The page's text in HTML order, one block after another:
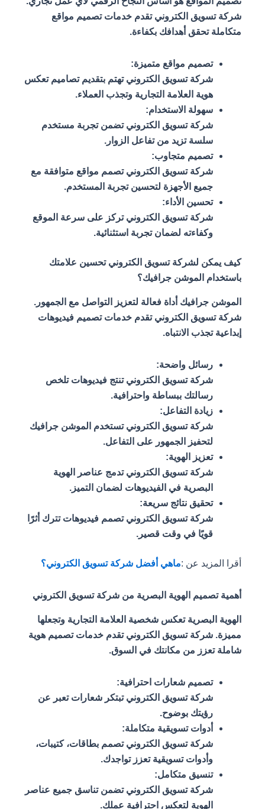
شركة تسويق الكتروني تقدم خدمات تصميم مواقع
متكاملة تحقق أهدافك بكفاءة.
تصميم مواقع متميزة:
شركة تسويق الكتروني تهتم بتقديم تصاميم تعكس
هوية العلامة التجارية وتجذب العملاء.
سهولة الاستخدام:
شركة تسويق الكتروني تضمن تجربة مستخدم
سلسة تزيد من تفاعل الزوار.
تصميم متجاوب:
شركة تسويق الكتروني تصمم مواقع متوافقة مع
جميع الأجهزة لتحسين تجربة المستخدم.
تحسين الأداء:
شركة تسويق الكتروني تركز على سرعة الموقع
وكفاءته لضمان تجربة استثنائية.
كيف يمكن لشركة تسويق الكتروني تحسين علامتك
باستخدام الموشن جرافيك؟
الموشن جرافيك أداة فعالة لتعزيز التواصل مع الجمهور.
شركة تسويق الكتروني تقدم خدمات تصميم فيديوهات
إبداعية تجذب الانتباه.
رسائل واضحة:
شركة تسويق الكتروني تنتج فيديوهات تلخص
رسالتك ببساطة واحترافية.
زيادة التفاعل:
شركة تسويق الكتروني تستخدم الموشن جرافيك
لتحفيز الجمهور على التفاعل.
تعزيز الهوية:
شركة تسويق الكتروني تدمج عناصر الهوية
البصرية في الفيديوهات لضمان التميز.
تحقيق نتائج سريعة:
شركة تسويق الكتروني تصمم فيديوهات تترك أثرًا
قويًا في وقت قصير.
أقرا المزيد عن :ماهي أفضل شركة تسويق الكتروني؟
أهمية تصميم الهوية البصرية من شركة تسويق الكتروني
الهوية البصرية تعكس شخصية العلامة التجارية وتجعلها
مميزة. شركة تسويق الكتروني تقدم خدمات تصميم هوية
شاملة تعزز من مكانتك في السوق.
تصميم شعارات احترافية:
شركة تسويق الكتروني تبتكر شعارات تعبر عن
رؤيتك بوضوح.
أدوات تسويقية متكاملة:
شركة تسويق الكتروني تصمم بطاقات، كتيبات،
وأدوات تسويقية تعزز تواجدك.
تنسيق متكامل:
شركة تسويق الكتروني تضمن تناسق جميع عناصر
الهوية لتعكس احترافية عملك.